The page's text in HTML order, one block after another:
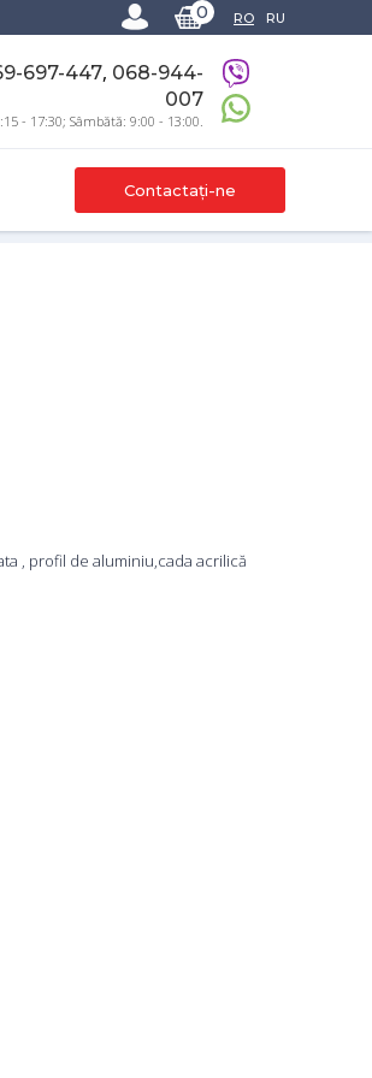
0 RO RU
697-447, 068-944-
007
- 17:30; Sâmbătă: 9:00 - 13:00.
Contactați-ne
, profil de aluminiu,cada acrilică